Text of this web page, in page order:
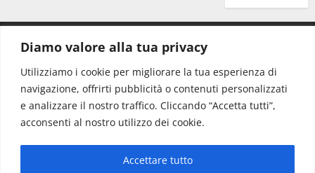
Diamo valore alla tua privacy
Utilizziamo i cookie per migliorare la tua esperienza di
navigazione, offrirti pubblicità o contenuti personalizzati
e analizzare il nostro traffico. Cliccando “Accetta tutti”,
acconsenti al nostro utilizzo dei cookie.
Accettare tutto
Redazione: redazione@www.martinasera.it
Direttore:direttore@www.martinasera.it
Info & Commerciale:info@www.martinasera.it